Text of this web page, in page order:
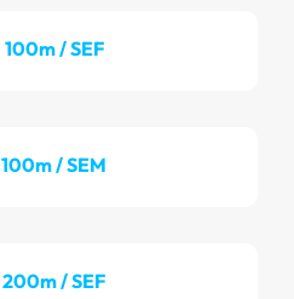
100m / SEF
100m / SEM
200m / SEF